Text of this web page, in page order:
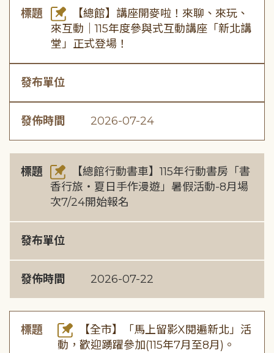
標題
【總館】講座開麥啦！來聊、來玩、
來互動｜115年度參與式互動講座「新北講
堂」正式登場！
發布單位
發佈時間 2026-07-24
標題
【總館行動書車】115年行動書房「書
香行旅・夏日手作漫遊」暑假活動-8月場
次7/24開始報名
發布單位
發佈時間 2026-07-22
標題
【全市】「馬上留影X閱遍新北」活
動，歡迎踴躍參加(115年7月至8月)。